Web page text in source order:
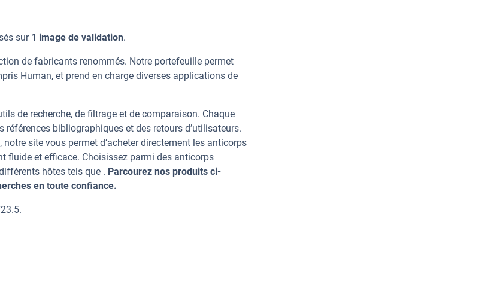
sur 1 image de validation.
de fabricants renommés. Notre portefeuille permet
Human, et prend en charge diverses applications de
de recherche, de filtrage et de comparaison. Chaque
bibliographiques et des retours d’utilisateurs.
site vous permet d’acheter directement les anticorps
fluide et efficace. Choisissez parmi des anticorps
hôtes tels que . Parcourez nos produits ci-
en toute confiance.